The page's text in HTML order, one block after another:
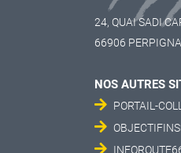
24, QUAI SADI
66906
NOS AUTRES
PORTAIL-